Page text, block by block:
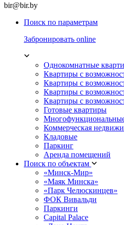
bir@bir.by
Поиск по параметрам
Забронировать online
Однокомнатные
Квартиры с
Квартиры с
Квартиры с
Квартиры с
Готовые квартиры
Коммерческая
Кладовые
Паркинг
Аренда помещений
Поиск по объектам
«Минск-Мир»
«Маяк Минска»
«Парк Челюскинцев»
ФОК Вивальди
Паркинги
Capital Palace